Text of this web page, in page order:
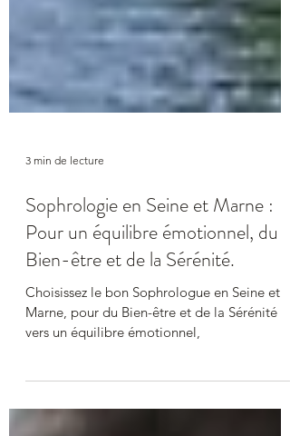
3 min de lecture
Sophrologie en Seine et Marne :
Bien-être et de la Sérénité.
Choisissez le bon Sophrologue en Seine et
vers un équilibre émotionnel,